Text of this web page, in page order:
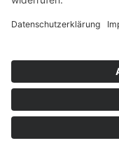
Herzwerk ·